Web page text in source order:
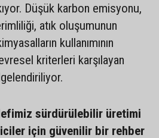
Düşük karbon emisyonu,
atık oluşumunun
kullanımının
kriterleri karşılayan
sürdürülebilir üretimi
için güvenilir bir rehber